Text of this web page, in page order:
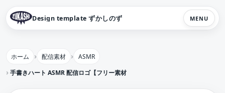
Design template ずかしのず MENU
ホーム 配信素材
ASMR
手書きハート ASMR 配信ロゴ【フリー素材・サムネ素材】